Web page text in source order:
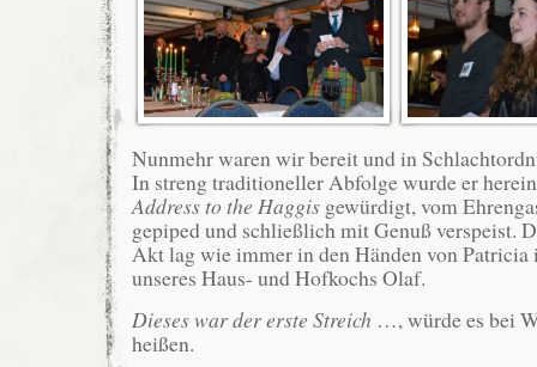
Nunmehr waren wir bereit und in
In streng traditioneller Abfolge wurde er
Address to the Haggis gewürdigt, vom
gepiped und schließlich mit Genuß verspeist.
Akt lag wie immer in den Händen von
unseres Haus- und Hofkochs Olaf.
Dieses war der erste Streich …, würde es bei
heißen.